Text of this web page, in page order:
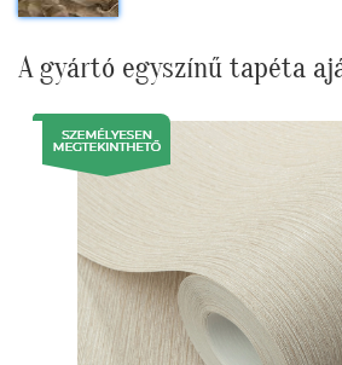
A gyártó egyszínű tapéta